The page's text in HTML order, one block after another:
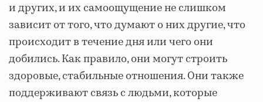
и других, и их самоощущение не слишком
зависит от того, что думают о них другие, что
происходит в течение дня или чего они
добились. Как правило, они могут строить
здоровые, стабильные отношения. Они также
поддерживают связь с людьми, которые